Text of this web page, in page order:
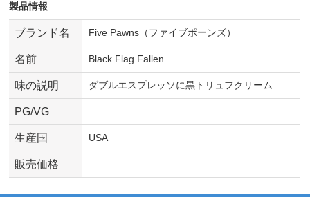
製品情報
ブランド名 Five Pawns（ファイブポーンズ）
名前 Black Flag Fallen
味の説明 ダブルエスプレッソに黒トリュフクリーム
PG/VG
生産国 USA
販売価格